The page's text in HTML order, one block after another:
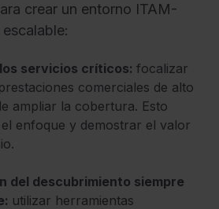
crear un entorno ITAM-
servicios críticos: focalizar
comerciales de alto
ampliar la cobertura. Esto
enfoque y demostrar el valor
del descubrimiento siempre
utilizar herramientas